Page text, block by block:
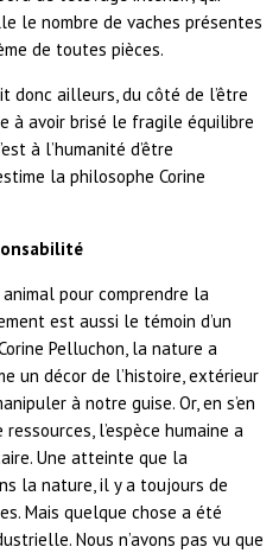
le nombre de vaches présentes
de toutes pièces.
donc ailleurs, du côté de l’être
à avoir brisé le fragile équilibre
à l’humanité d’être
la philosophe Corine
pour comprendre la
est aussi le témoin d’un
Pelluchon, la nature a
un décor de l’histoire, extérieur
à notre guise. Or, en s’en
l’espèce humaine a
Une atteinte que la
la nature, il y a toujours de
Mais quelque chose a été
Nous n’avons pas vu que